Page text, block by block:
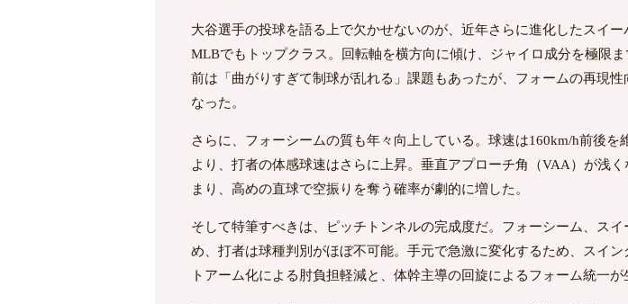
大谷選手の投球を語る上で欠かせないのが、近年さらに進化したスイ
MLBでもトップクラス。回転軸を横方向に傾け、ジャイロ成分を極限
前は「曲がりすぎて制球が乱れる」課題もあったが、フォームの再現
なった。
さらに、フォーシームの質も年々向上している。球速は160km/h前後
より、打者の体感球速はさらに上昇。垂直アプローチ角（VAA）が浅
まり、高めの直球で空振りを奪う確率が劇的に増した。
そして特筆すべきは、ピッチトンネルの完成度だ。フォーシーム、ス
め、打者は球種判別がほぼ不可能。手元で急激に変化するため、スイ
トアーム化による肘負担軽減と、体幹主導の回旋によるフォーム統一が